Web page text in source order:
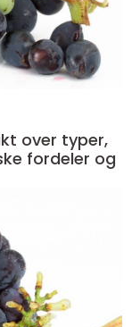
over typer,
fordeler og